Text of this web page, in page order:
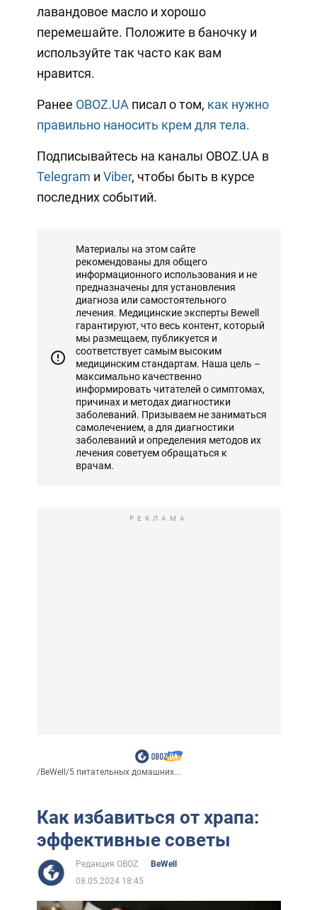
лавандовое масло и хорошо
перемешайте. Положите в баночку и
используйте так часто как вам
нравится.
Ранее OBOZ.UA писал о том, как нужно
правильно наносить крем для тела.
Подписывайтесь на каналы OBOZ.UA в
Telegram и Viber, чтобы быть в курсе
последних событий.
Материалы на этом сайте
рекомендованы для общего
информационного использования и не
предназначены для установления
диагноза или самостоятельного
лечения. Медицинские эксперты Bewell
гарантируют, что весь контент, который
мы размещаем, публикуется и
соответствует самым высоким
медицинским стандартам. Наша цель –
максимально качественно
информировать читателей о симптомах,
причинах и методах диагностики
заболеваний. Призываем не заниматься
самолечением, а для диагностики
заболеваний и определения методов их
лечения советуем обращаться к
врачам.
РЕКЛАМА
/BeWell /5 питательных домашних...
Как избавиться от храпа:
эффективные советы
Редакция OBOZ
BeWell
08.05.2024 18:45